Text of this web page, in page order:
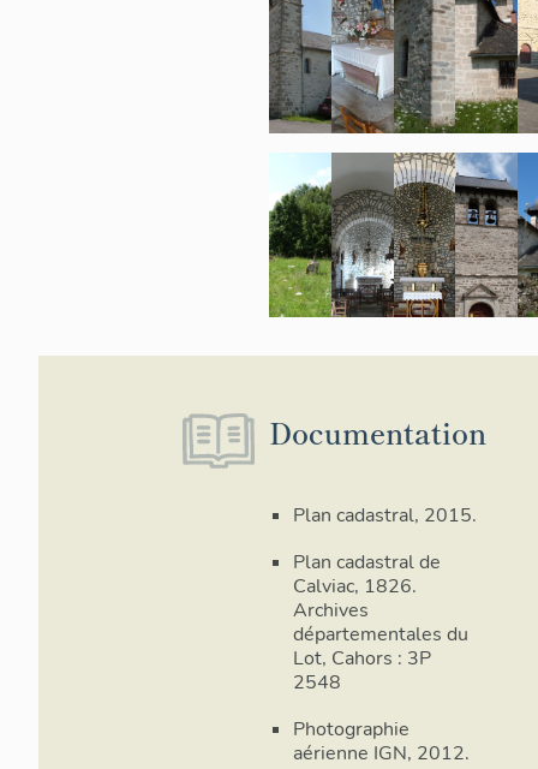
Documentation
Plan cadastral, 2015.
Plan cadastral de
Calviac, 1826.
Archives
départementales du
Lot, Cahors : 3P
2548
Photographie
aérienne IGN, 2012.